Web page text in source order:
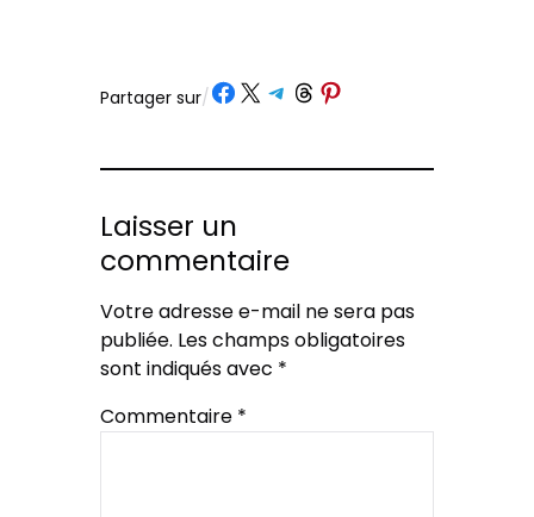
Partager sur/ Partager sur Facebook
Partager sur X Partager sur Telegram
Partager sur Threads
Partager sur Pinterest
Laisser un
commentaire
Votre adresse e-mail ne sera pas
publiée. Les champs obligatoires
sont indiqués avec *
Commentaire *